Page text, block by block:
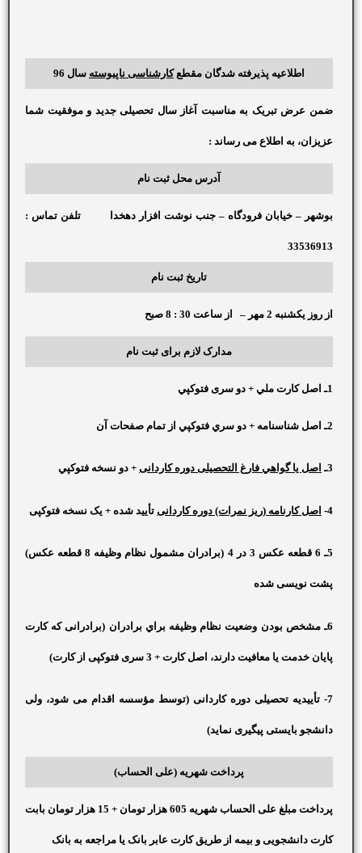
اطلاعیه پذیرفته شدگان مقطعکارشناسی ناپیوسته سال 96
ضمن عرض تبریک به مناسبت آغاز سال تحصیلی جدید و موفقیت شما
عزیزان، به اطلاع می رساند :
آدرس محل ثبت نام
بوشهر – خیابان فرودگاه – جنب نوشت افزار دهخدا تلفن تماس :
33536913
تاریخ ثبت نام
از روز یکشنبه 2 مهر – از ساعت 30 : 8 صبح
مدارک لازم برای ثبت نام
1ـ اصل کارت ملي + دو سری فتوکپي
2ـ اصل شناسنامه + دو سري فتوکپي از تمام صفحات آن
3ـ اصل يا گواهي فارغ التحصیلی دوره کاردانی + دو نسخه فتوکپي
4- اصل کارنامه (ریز نمرات) دوره کاردانی تأیید شده + یک نسخه فتوکپی
5ـ 6 قطعه عکس 3 در 4 (برادران مشمول نظام وظیفه 8 قطعه عکس)
پشت نویسی شده
6ـ مشخص بودن وضعيت نظام وظيفه براي برادران (برادرانی که کارت
پایان خدمت یا معافیت دارند، اصل کارت + 3 سری فتوکپی از کارت)
7- تأییدیه تحصیلی دوره کاردانی (توسط مؤسسه اقدام می شود، ولی
دانشجو بایستی پیگیری نماید)
پرداخت شهریه (علی الحساب)
پرداخت مبلغ علی الحساب شهریه 605 هزار تومان + 15 هزار تومان بابت
کارت دانشجویی و بیمه از طریق کارت عابر بانک یا مراجعه به بانک